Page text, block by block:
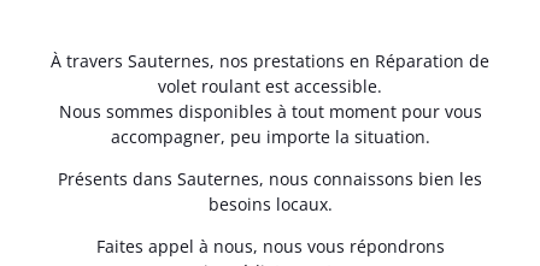
À travers Sauternes, nos prestations en Réparation de
volet roulant est accessible.
Nous sommes disponibles à tout moment pour vous
accompagner, peu importe la situation.
Présents dans Sauternes, nous connaissons bien les
besoins locaux.
Faites appel à nous, nous vous répondrons